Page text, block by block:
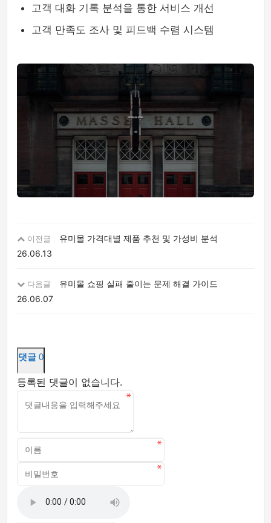
고객 대화 기록 분석을 통한 서비스 개선
고객 만족도 조사 및 피드백 수렴 시스템
이전글
유미몰 가격대별 제품 추천 및 가성비 분석
26.06.13
다음글
유미몰 쇼핑 실패 줄이는 문제 해결 가이드
26.06.07
댓글 0
등록된 댓글이 없습니다.